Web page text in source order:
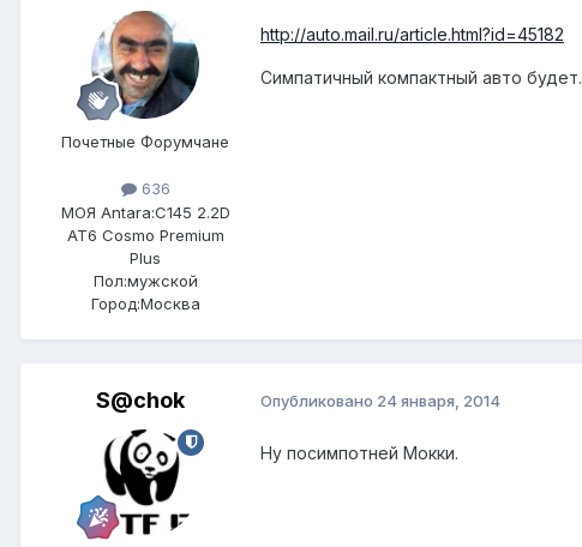
Почетные Форумчане
636
МОЯ Antara:C145 2.2D
AT6 Cosmo Premium
Plus
Пол:мужской
Город:Москва
http://auto.mail.ru/article.html?id=45182
Симпатичный компактный авто будет.
S@chok Опубликовано 24 января, 2014
Ну посимпотней Мокки.